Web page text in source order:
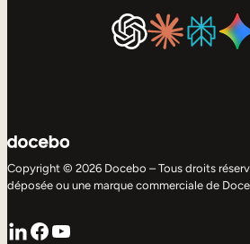
Copyright © 2026 Docebo – Tous droits
déposée ou une marque commerciale de
LinkedIn
Facebook
YouTube